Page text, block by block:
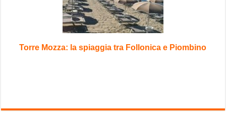
Torre Mozza: la spiaggia tra Follonica e Piombino